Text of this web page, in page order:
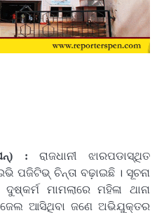
: ରାଜଧାନୀ ଝାରପଡାସ୍ଥିତ
ପଜିଟିଭ୍ ଚିନ୍ତା ବଢ଼ାଇଛି । ସୂଚନା
ମାମଲାରେ ମହିଳା ଥାନା
ଆସିଥିବା ଜଣେ ଅଭିଯୁକ୍ତର